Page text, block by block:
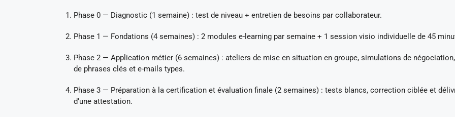
Phase 0 — Diagnostic (1 semaine) : test de niveau + entretien de besoins par collaborateur.
Phase 1 — Fondations (4 semaines) : 2 modules e-learning par semaine + 1 session visio individuelle de 45
Phase 2 — Application métier (6 semaines) : ateliers de mise en situation en groupe, simulations de
de phrases clés et e-mails types.
Phase 3 — Préparation à la certification et évaluation finale (2 semaines) : tests blancs, correction ciblée et
d’une attestation.